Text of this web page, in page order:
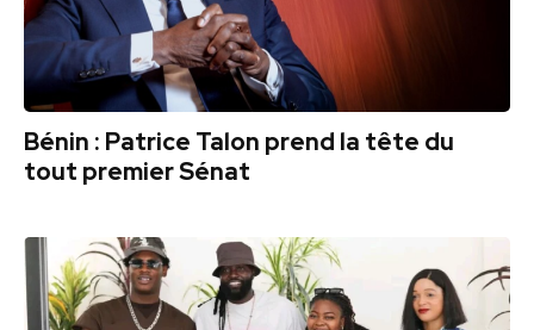
Bénin : Patrice Talon prend la tête du
tout premier Sénat